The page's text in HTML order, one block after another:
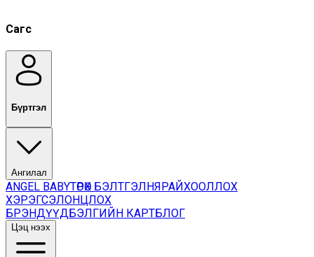
Сагс
Бүртгэл
Ангилал
ANGEL BABYТӨРӨХ БЭЛТГЭЛНЯРАЙХООЛЛОХ
ХЭРЭГСЭЛОНЦЛОХ
БРЭНДҮҮДБЭЛГИЙН КАРТБЛОГ
Цэц нээх